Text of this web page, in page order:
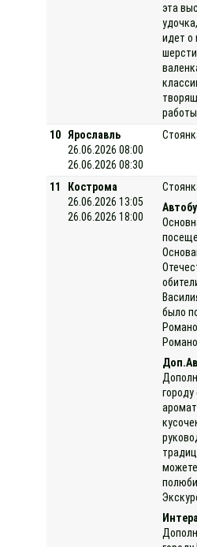
эта
идет о
10
Ярославль
26.06.2026 08:00
26.06.2026 08:30
11
Кострома
26.06.2026 13:05
26.06.2026 18:00
было